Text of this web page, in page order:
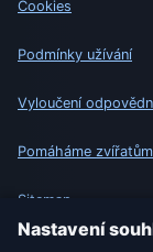
Cookies
Podmínky užívání
Vyloučení
Pomáháme zvířatům
Sitemap
Nastavení